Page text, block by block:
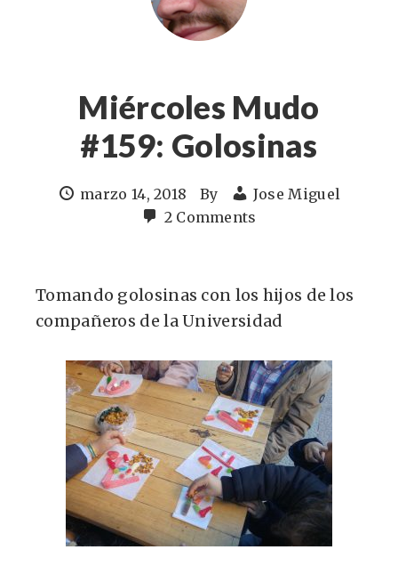
Miércoles Mudo
#159: Golosinas
marzo 14, 2018 By
Jose Miguel
2 Comments
Tomando golosinas con los hijos de los
compañeros de la Universidad